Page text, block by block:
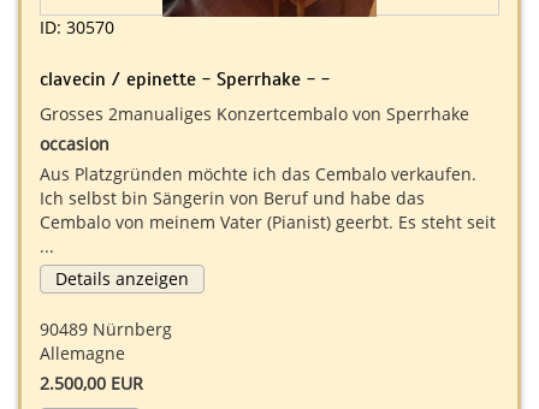
ID: 30570
clavecin / epinette - Sperrhake - -
Grosses 2manualiges Konzertcembalo von Sperrhake
occasion
Aus Platzgründen möchte ich das Cembalo verkaufen.
Ich selbst bin Sängerin von Beruf und habe das
Cembalo von meinem Vater (Pianist) geerbt. Es steht seit
...
Details anzeigen
90489 Nürnberg
Allemagne
2.500,00 EUR